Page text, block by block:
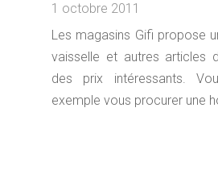
1 octobre 2011
Les magasins Gifi propose
vaisselle et autres articles
des prix intéressants.
exemple vous procurer une